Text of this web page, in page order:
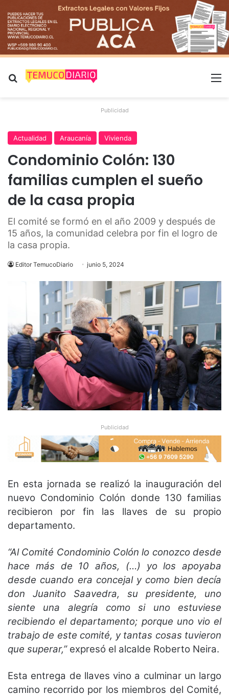
Buscar por
Publicidad
Actualidad Araucanía Vivienda
Condominio Colón: 130
familias cumplen el sueño
de la casa propia
El comité se formó en el año 2009 y después de
15 años, la comunidad celebra por fin el logro de
la casa propia.
Editor TemucoDiario junio 5, 2024
Publicidad
En esta jornada se realizó la inauguración del
nuevo Condominio Colón donde 130 familias
recibieron por fin las llaves de su propio
departamento.
“Al Comité Condominio Colón lo conozco desde
hace más de 10 años, (…) yo los apoyaba
desde cuando era concejal y como bien decía
don Juanito Saavedra, su presidente, uno
siente una alegría como si uno estuviese
recibiendo el departamento; porque uno vio el
trabajo de este comité, y tantas cosas tuvieron
que superar,”expresó el alcalde Roberto Neira.
Esta entrega de llaves vino a culminar un largo
camino recorrido por los miembros del Comité,